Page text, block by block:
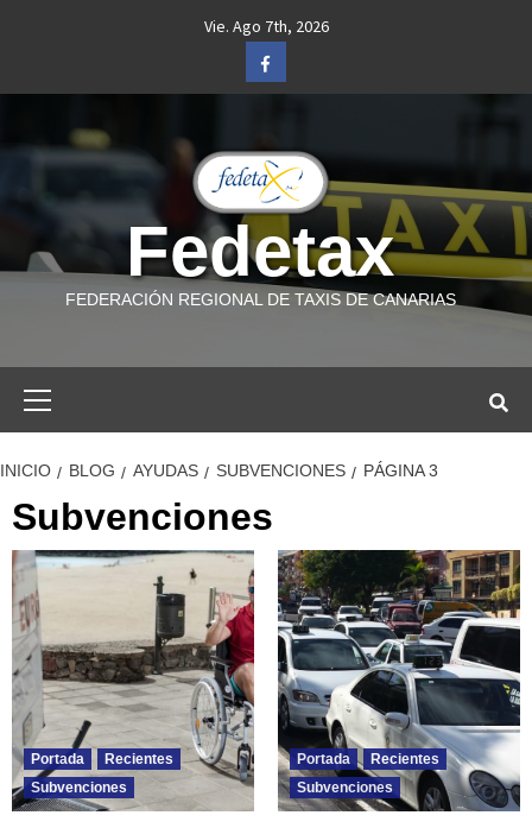
Vie. Ago 7th, 2026
Facebook
Fedetax
FEDERACIÓN REGIONAL DE TAXIS DE CANARIAS
INICIO BLOG AYUDAS SUBVENCIONES PÁGINA 3
Subvenciones
Portada
Recientes
Subvenciones
Portada
Recientes
Subvenciones